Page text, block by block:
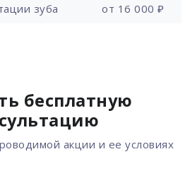
зуба от 16 000 ₽
бесплатную
акции и ее условиях